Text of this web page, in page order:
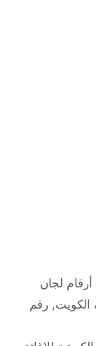
أرقام لجان
الكويت, رقم